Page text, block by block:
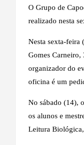
O Grupo de
realizado nesta
Nesta sexta-feira
Gomes Carneiro,
organizador do
oficina é um
No sábado (14),
os alunos e
Leitura